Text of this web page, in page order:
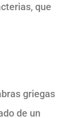
que
griegas
de un